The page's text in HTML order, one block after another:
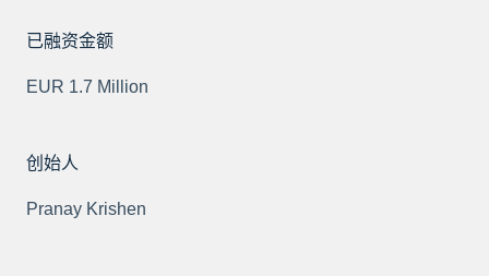
已融资金额
EUR 1.7 Million
创始人
Pranay Krishen